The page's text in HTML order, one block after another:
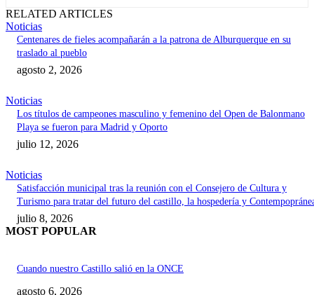
RELATED ARTICLES
Noticias
Centenares de fieles acompañarán a la patrona de Alburquerque en su
traslado al pueblo
agosto 2, 2026
Noticias
Los títulos de campeones masculino y femenino del Open de Balonmano
Playa se fueron para Madrid y Oporto
julio 12, 2026
Noticias
Satisfacción municipal tras la reunión con el Consejero de Cultura y
Turismo para tratar del futuro del castillo, la hospedería y
julio 8, 2026
MOST POPULAR
Cuando nuestro Castillo salió en la ONCE
agosto 6, 2026